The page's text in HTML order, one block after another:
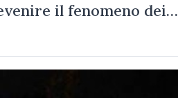
il fenomeno dei…